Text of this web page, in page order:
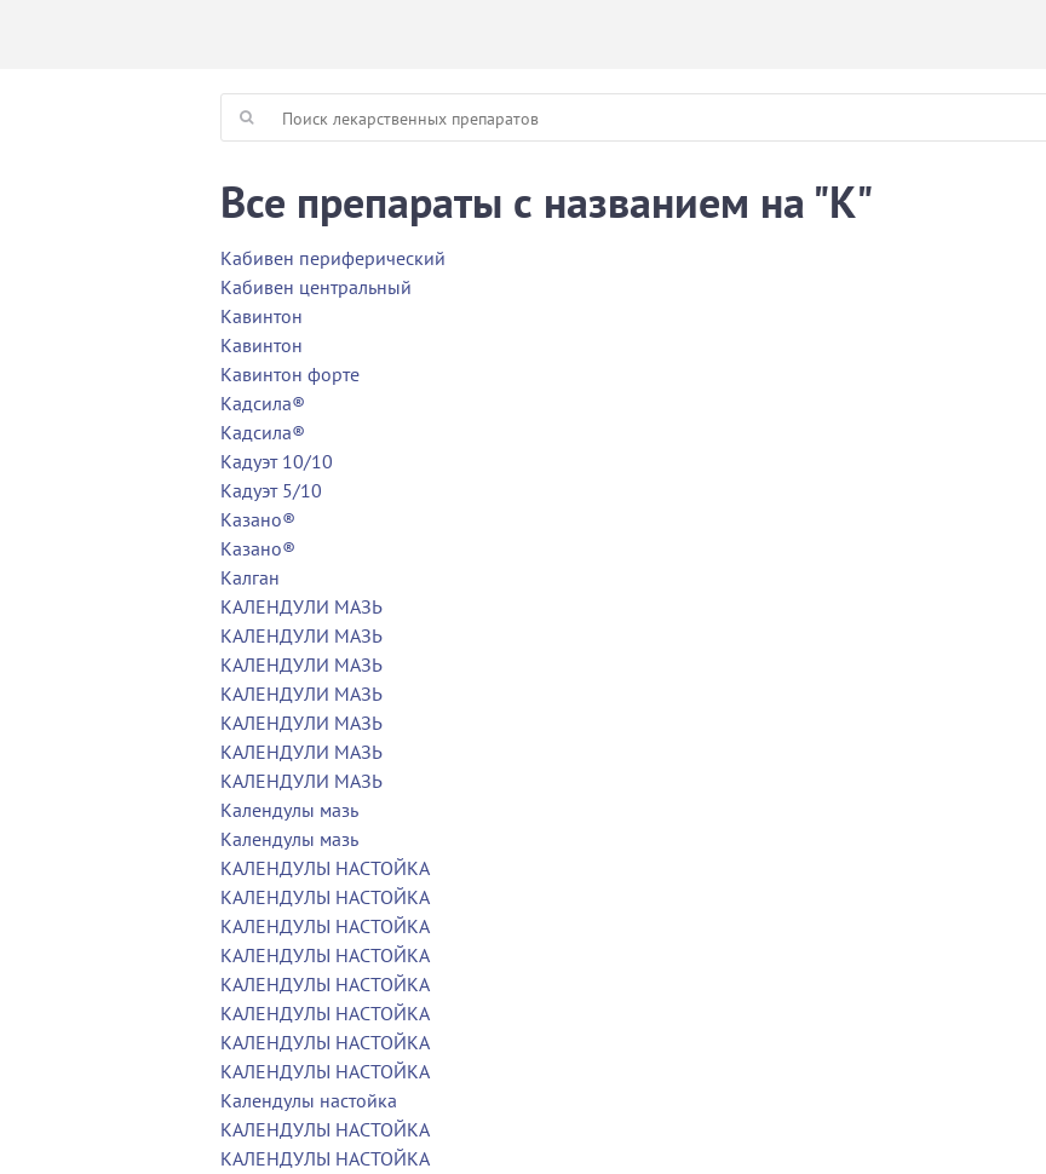
Все препараты с названием на "К"
Кабивен периферический
Кабивен центральный
Кавинтон
Кавинтон
Кавинтон форте
Кадсила®
Кадсила®
Кадуэт 10/10
Кадуэт 5/10
Казано®
Казано®
Калган
КАЛЕНДУЛИ МАЗЬ
КАЛЕНДУЛИ МАЗЬ
КАЛЕНДУЛИ МАЗЬ
КАЛЕНДУЛИ МАЗЬ
КАЛЕНДУЛИ МАЗЬ
КАЛЕНДУЛИ МАЗЬ
КАЛЕНДУЛИ МАЗЬ
Календулы мазь
Календулы мазь
КАЛЕНДУЛЫ НАСТОЙКА
КАЛЕНДУЛЫ НАСТОЙКА
КАЛЕНДУЛЫ НАСТОЙКА
КАЛЕНДУЛЫ НАСТОЙКА
КАЛЕНДУЛЫ НАСТОЙКА
КАЛЕНДУЛЫ НАСТОЙКА
КАЛЕНДУЛЫ НАСТОЙКА
КАЛЕНДУЛЫ НАСТОЙКА
Календулы настойка
КАЛЕНДУЛЫ НАСТОЙКА
КАЛЕНДУЛЫ НАСТОЙКА